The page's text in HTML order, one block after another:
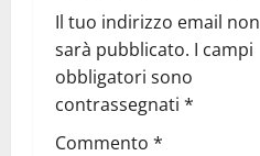
Il tuo indirizzo email non
sarà pubblicato. I campi
obbligatori sono
contrassegnati *
Commento *